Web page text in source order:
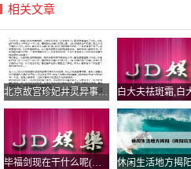
4、如果高中生不想开学，可以
虑和不适：充分休息：保证充
排作息时间，有助于缓解紧张
暑假结束不想开学的
1、暑假结束不想开学的搞笑心
上开学进度。 快开学了，我
然比上坟还沉重，我这是得病
把这座城市淹没，开学我们也
相关文章
北京故宫珍妃井灵异事件揭秘，珍妃井为什么铁棍上锁？